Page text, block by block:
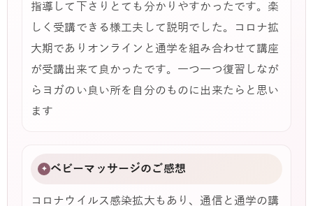
指導して下さりとても分かりやすかったです。楽
しく受講できる様工夫して説明でした。コロナ拡
大期でありオンラインと通学を組み合わせて講座
が受講出来て良かったです。一つ一つ復習しなが
らヨガのい良い所を自分のものに出来たらと思い
ます
✦ ベビーマッサージのご感想
コロナウイルス感染拡大もあり、通信と通学の講